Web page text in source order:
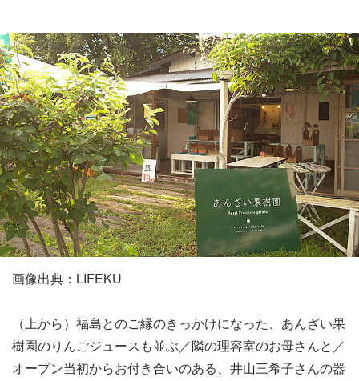
画像出典：LIFEKU
（上から）福島とのご縁のきっかけになった、あんざい果
樹園のりんごジュースも並ぶ／隣の理容室のお母さんと／
オープン当初からお付き合いのある、井山三希子さんの器